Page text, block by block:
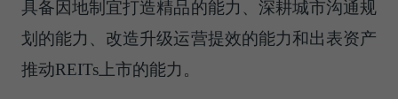
具备因地制宜打造精品的能力、深耕城市沟通规
划的能力、改造升级运营提效的能力和出表资产
推动REITs上市的能力。